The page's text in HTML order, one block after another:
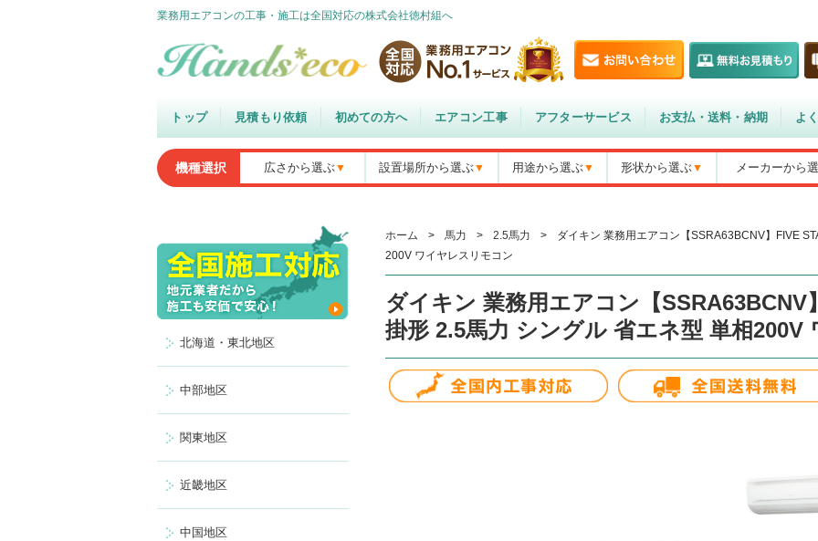
業務用エアコンの工事・施工は全国対応の株式会社徳村組へ
トップ 見積もり依頼 初めての方へ エアコン工事 アフターサービス お支払・送料・納期 よ
機種選択 広さから選ぶ 設置場所から選ぶ 用途から選ぶ 形状から選ぶ メーカーから
ホーム > 馬力 > 2.5馬力 >
ダイキン 業務用エアコン【SSRA63BCNV】FIVE
200V ワイヤレスリモコン
ダイキン 業務用エアコン【SSRA63BCNV
掛形 2.5馬力 シングル 省エネ型 単相200V
北海道・東北地区
中部地区
関東地区
近畿地区
中国地区